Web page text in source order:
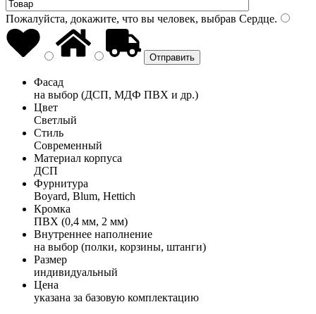
Пожалуйста, докажите, что вы человек, выбрав Сердце.
Фасад
на выбор (ДСП, МДФ ПВХ и др.)
Цвет
Светлый
Стиль
Современный
Материал корпуса
ДСП
Фурнитура
Boyard, Blum, Hettich
Кромка
ПВХ (0,4 мм, 2 мм)
Внутреннее наполнение
на выбор (полки, корзины, штанги)
Размер
индивидуальный
Цена
указана за базовую комплектацию